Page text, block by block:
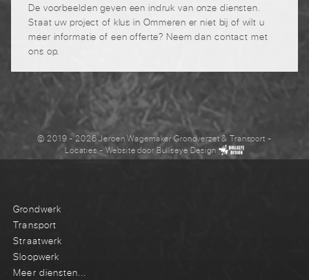
De voorbeelden geven een indruk van onze diensten.
Staat uw project of klus in Ommeren er niet bij of wilt u
meer informatie of een offerte? Neem dan contact met
ons op.
© 2019 - 2026 Jeroen Wagemaker Grondverzet & Transport -
Locaties- Website doorBullseye Design
Grondwerk
Transport
Straatwerk
Sloopwerk
Meer diensten...